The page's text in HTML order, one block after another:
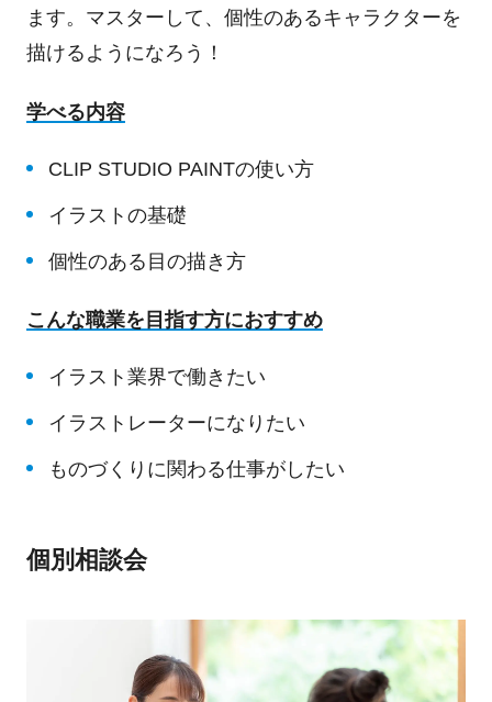
ます。マスターして、個性のあるキャラクターを
描けるようになろう！
学べる内容
CLIP STUDIO PAINTの使い方
イラストの基礎
個性のある目の描き方
こんな職業を目指す方におすすめ
イラスト業界で働きたい
イラストレーターになりたい
ものづくりに関わる仕事がしたい
個別相談会